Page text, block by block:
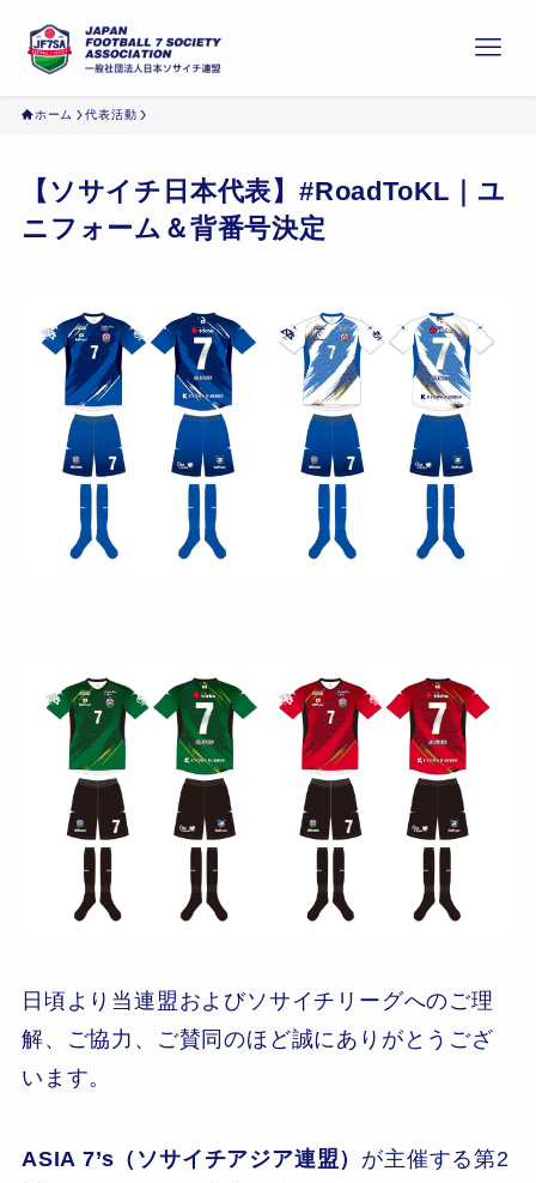
ホーム 代表活動
【ソサイチ日本代表】#RoadToKL｜ユ
ニフォーム＆背番号決定
日頃より当連盟およびソサイチリーグへのご理
解、ご協力、ご賛同のほど誠にありがとうござ
います。
ASIA 7’s（ソサイチアジア連盟） が主催する第2